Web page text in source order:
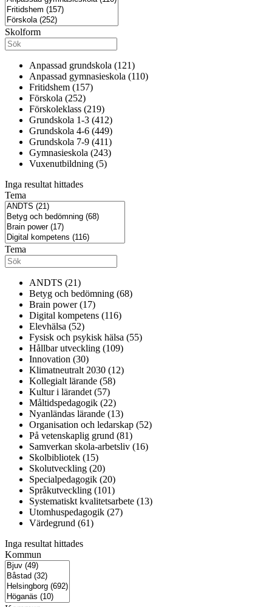
Skolform
Anpassad grundskola (121)
Anpassad gymnasieskola (110)
Fritidshem (157)
Förskola (252)
Förskoleklass (219)
Grundskola 1-3 (412)
Grundskola 4-6 (449)
Grundskola 7-9 (411)
Gymnasieskola (243)
Vuxenutbildning (5)
Inga resultat hittades
Tema
Tema
ANDTS (21)
Betyg och bedömning (68)
Brain power (17)
Digital kompetens (116)
Elevhälsa (52)
Fysisk och psykisk hälsa (55)
Hållbar utveckling (109)
Innovation (30)
Klimatneutralt 2030 (12)
Kollegialt lärande (58)
Kultur i lärandet (57)
Måltidspedagogik (22)
Nyanländas lärande (13)
Organisation och ledarskap (52)
På vetenskaplig grund (81)
Samverkan skola-arbetsliv (16)
Skolbibliotek (15)
Skolutveckling (20)
Specialpedagogik (20)
Språkutveckling (101)
Systematiskt kvalitetsarbete (13)
Utomhuspedagogik (27)
Värdegrund (61)
Inga resultat hittades
Kommun